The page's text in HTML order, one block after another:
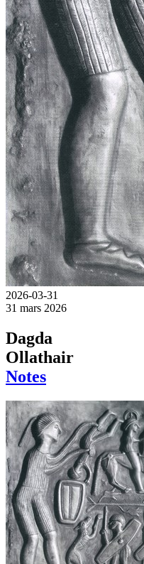
2026-03-31
31 mars 2026
Dagda
Ollathair
Notes